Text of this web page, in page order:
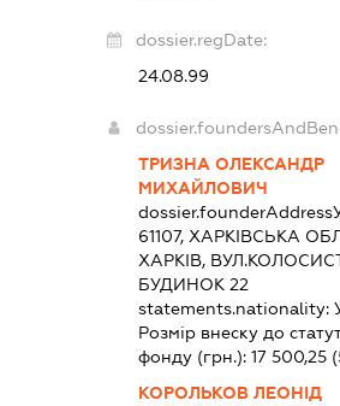
dossier.regDate:
24.08.99
ТРИЗНА ОЛЕКСАНДР
МИХАЙЛОВИЧ
dossier.founderAddress
61107, ХАРКІВСЬКА
ХАРКІВ,
БУДИНОК 22
statements.nationality:
Розмір внеску до
фонду (грн.):17 500,25
КОРОЛЬКОВ ЛЕОНІД